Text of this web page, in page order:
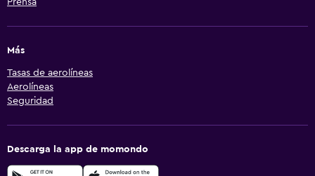
Prensa
Más
Tasas de aerolíneas
Aerolíneas
Seguridad
Descarga la app de momondo